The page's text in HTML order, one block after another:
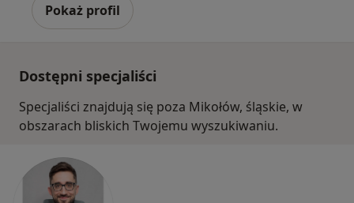
Pokaż profil
Dostępni specjaliści
Specjaliści znajdują się poza Mikołów, śląskie, w
obszarach bliskich Twojemu wyszukiwaniu.